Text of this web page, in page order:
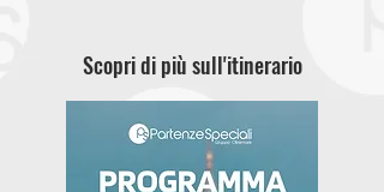
Scopri di più sull'itinerario